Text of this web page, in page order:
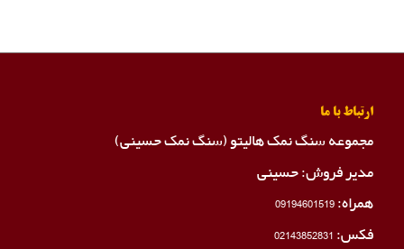
ارتباط با ما
مجموعه سنگ نمک هالیتو (سنگ نمک حسینی)
مدیر فروش: حسینی
همراه:09194601519
فکس:02143852831